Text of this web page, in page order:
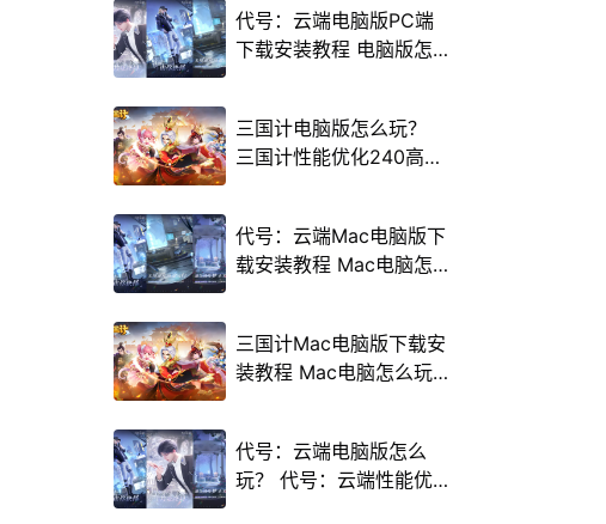
代号：云端电脑版PC端
下载安装教程 电脑版怎
三国计电脑版怎么玩？
三国计性能优化240高帧
代号：云端Mac电脑版下
载安装教程 Mac电脑怎
三国计Mac电脑版下载安
装教程 Mac电脑怎么玩
代号：云端电脑版怎么
玩？ 代号：云端性能优